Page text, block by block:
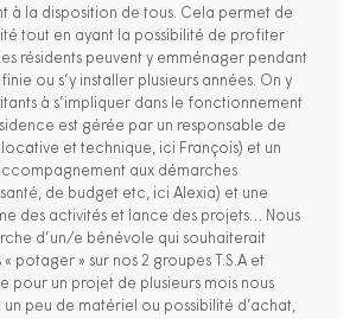
à la disposition de tous. Cela permet de
tout en ayant la possibilité de profiter
résidents peuvent y emménager pendant
ou s’y installer plusieurs années. On y
à s’impliquer dans le fonctionnement
est gérée par un responsable de
et technique, ici François) et un
aux démarches
de budget etc, ici Alexia) et une
des activités et lance des projets… Nous
d’un/e bénévole qui souhaiterait
potager » sur nos 2 groupes T.S.A et
pour un projet de plusieurs mois nous
un peu de matériel ou possibilité d’achat,